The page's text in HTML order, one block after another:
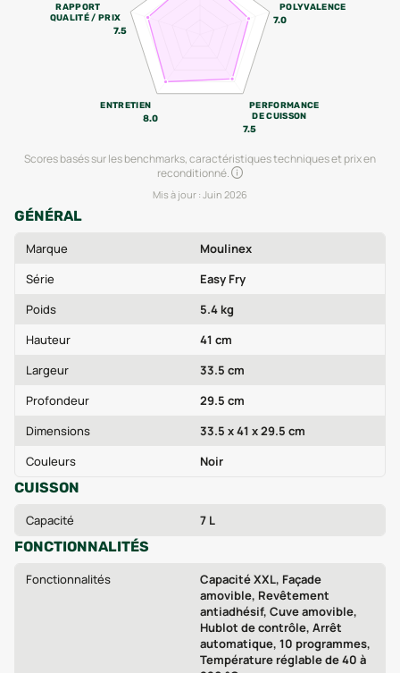
POLYVALENCE
7.0
PERFORMANCE
DE CUISSON
7.5
ENTRETIEN
8.0
RAPPORT
QUALITÉ / PRIX
7.5
Scores basés sur les benchmarks, caractéristiques techniques et prix en
reconditionné.
Mis à jour : Juin 2026
GÉNÉRAL
Marque
Moulinex
Série
Easy Fry
Poids
5.4 kg
Hauteur
41 cm
Largeur
33.5 cm
Profondeur
29.5 cm
Dimensions
33.5 x 41 x 29.5 cm
Couleurs
Noir
CUISSON
Capacité 7 L
FONCTIONNALITÉS
Fonctionnalités
Capacité XXL, Façade
amovible, Revêtement
antiadhésif, Cuve amovible,
Hublot de contrôle, Arrêt
automatique, 10 programmes,
Température réglable de 40 à